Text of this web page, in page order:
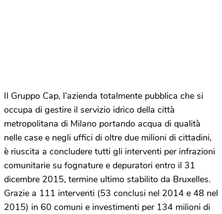
Il Gruppo Cap, l’azienda totalmente pubblica che si
occupa di gestire il servizio idrico della città
metropolitana di Milano portando acqua di qualità
nelle case e negli uffici di oltre due milioni di cittadini,
è riuscita a concludere tutti gli interventi per infrazioni
comunitarie su fognature e depuratori entro il 31
dicembre 2015, termine ultimo stabilito da Bruxelles.
Grazie a 111 interventi (53 conclusi nel 2014 e 48 nel
2015) in 60 comuni e investimenti per 134 milioni di